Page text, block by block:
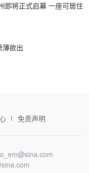
即将正式启幕 一座可居住
薄欲出
免责声明